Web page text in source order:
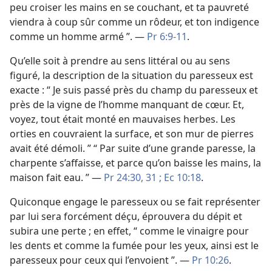
peu croiser les mains en se couchant, et ta pauvreté
viendra à coup sûr comme un rôdeur, et ton indigence
comme un homme armé ”. — Pr 6:9-11.
Qu’elle soit à prendre au sens littéral ou au sens
figuré, la description de la situation du paresseux est
exacte : “ Je suis passé près du champ du paresseux et
près de la vigne de l’homme manquant de cœur. Et,
voyez, tout était monté en mauvaises herbes. Les
orties en couvraient la surface, et son mur de pierres
avait été démoli. ” “ Par suite d’une grande paresse, la
charpente s’affaisse, et parce qu’on baisse les mains, la
maison fait eau. ” — Pr 24:30, 31 ; Ec 10:18.
Quiconque engage le paresseux ou se fait représenter
par lui sera forcément déçu, éprouvera du dépit et
subira une perte ; en effet, “ comme le vinaigre pour
les dents et comme la fumée pour les yeux, ainsi est le
paresseux pour ceux qui l’envoient ”. — Pr 10:26.